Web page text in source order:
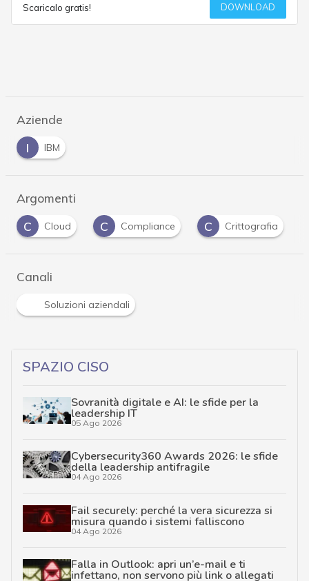
Scaricalo gratis! DOWNLOAD
Aziende
I
IBM
Argomenti
C Compliance C Crittografia C
Canali
Soluzioni aziendali
SPAZIO CISO
Sovranità digitale e AI: le sfide per la
leadership IT
05 Ago 2026
Cybersecurity360 Awards 2026: le sfide
della leadership antifragile
04 Ago 2026
Fail securely: perché la vera sicurezza si
misura quando i sistemi falliscono
04 Ago 2026
Falla in Outlook: apri un’e-mail e ti
infettano, non servono più link o allegati